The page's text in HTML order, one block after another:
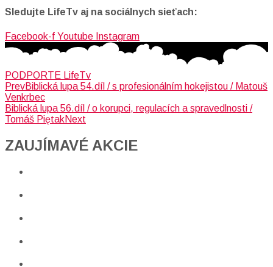
Sledujte LifeTv aj na sociálnych sieťach:
Facebook-f Youtube Instagram
PODPORTE LifeTv
PrevBiblická lupa 54.díl / s profesionálním hokejistou / Matouš
Venkrbec
Biblická lupa 56.díl / o korupci, regulacích a spravedlnosti /
Tomáš PiętakNext
ZAUJÍMAVÉ AKCIE​